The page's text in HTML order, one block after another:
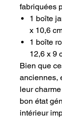
fabriquées
1 boîte
x 10,6
1 boîte
12,6 x 9
Bien que
anciennes,
leur
bon état
intérieur